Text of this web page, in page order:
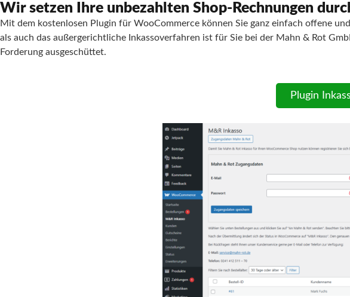
Wir setzen Ihre unbezahlten Shop-Rechnungen
Mit dem kostenlosen Plugin für WooCommerce können Sie ganz einfach offene
als auch das außergerichtliche Inkassoverfahren ist für Sie bei der Mahn & Rot
Forderung ausgeschüttet.
Plugin